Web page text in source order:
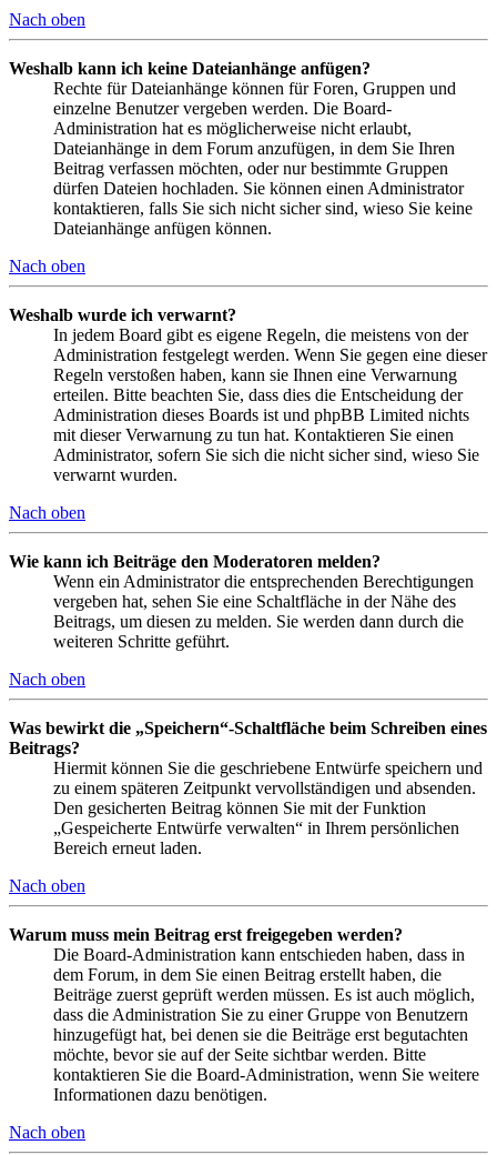
Nach oben
Weshalb kann ich keine Dateianhänge anfügen?
Rechte für Dateianhänge können für Foren, Gruppen und
einzelne Benutzer vergeben werden. Die Board-
Administration hat es möglicherweise nicht erlaubt,
Dateianhänge in dem Forum anzufügen, in dem Sie Ihren
Beitrag verfassen möchten, oder nur bestimmte Gruppen
dürfen Dateien hochladen. Sie können einen Administrator
kontaktieren, falls Sie sich nicht sicher sind, wieso Sie keine
Dateianhänge anfügen können.
Nach oben
Weshalb wurde ich verwarnt?
In jedem Board gibt es eigene Regeln, die meistens von der
Administration festgelegt werden. Wenn Sie gegen eine dieser
Regeln verstoßen haben, kann sie Ihnen eine Verwarnung
erteilen. Bitte beachten Sie, dass dies die Entscheidung der
Administration dieses Boards ist und phpBB Limited nichts
mit dieser Verwarnung zu tun hat. Kontaktieren Sie einen
Administrator, sofern Sie sich die nicht sicher sind, wieso Sie
verwarnt wurden.
Nach oben
Wie kann ich Beiträge den Moderatoren melden?
Wenn ein Administrator die entsprechenden Berechtigungen
vergeben hat, sehen Sie eine Schaltfläche in der Nähe des
Beitrags, um diesen zu melden. Sie werden dann durch die
weiteren Schritte geführt.
Nach oben
Was bewirkt die „Speichern“-Schaltfläche beim Schreiben eines
Beitrags?
Hiermit können Sie die geschriebene Entwürfe speichern und
zu einem späteren Zeitpunkt vervollständigen und absenden.
Den gesicherten Beitrag können Sie mit der Funktion
„Gespeicherte Entwürfe verwalten“ in Ihrem persönlichen
Bereich erneut laden.
Nach oben
Warum muss mein Beitrag erst freigegeben werden?
Die Board-Administration kann entschieden haben, dass in
dem Forum, in dem Sie einen Beitrag erstellt haben, die
Beiträge zuerst geprüft werden müssen. Es ist auch möglich,
dass die Administration Sie zu einer Gruppe von Benutzern
hinzugefügt hat, bei denen sie die Beiträge erst begutachten
möchte, bevor sie auf der Seite sichtbar werden. Bitte
kontaktieren Sie die Board-Administration, wenn Sie weitere
Informationen dazu benötigen.
Nach oben